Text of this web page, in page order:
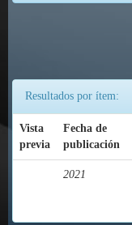
Resultados por ítem:
Vista
previa
Fecha de
publicación
2021